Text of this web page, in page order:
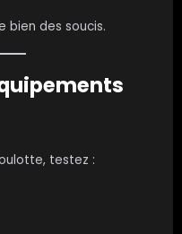
bien des soucis.
testez :